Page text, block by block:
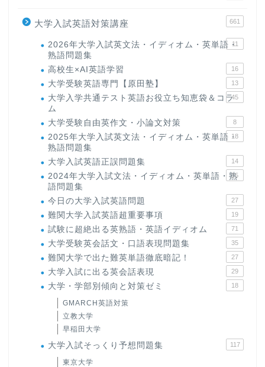
大学入試英語対策講座 661
2026年大学入試英文法・イディオム・英単語・
熟語問題集
11
高校生×AI英語学習 16
大学受験英語専門【原田塾】 13
大学入学共通テスト英語お役立ち知恵袋＆コラ
ム
45
大学受験自由英作文・小論文対策 8
2025年大学入試英文法・イディオム・英単語・
熟語問題集
18
大学入試英語正誤問題集 14
2024年大学入試文法・イディオム・英単語・熟
語問題集
15
今日の大学入試英語問題 27
難関大学入試英語超重要事項 19
試験に超絶出る英熟語・英語イディオム 71
大学受験英会話文・口語表現問題集 35
難関大学で出た難英単語徹底暗記！ 27
大学入試に出る英会話表現 29
大学・学部別傾向と対策ゼミ 18
GMARCH英語対策
立教大学
早稲田大学
大学入試そっくり予想問題集 117
東京大学